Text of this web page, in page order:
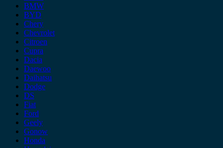
BMW
BYD
Chery
Chevrolet
Citroen
Cupra
Dacia
Daewoo
Daihatsu
Dodge
DS
Fiat
Ford
Geely
Gonow
Honda